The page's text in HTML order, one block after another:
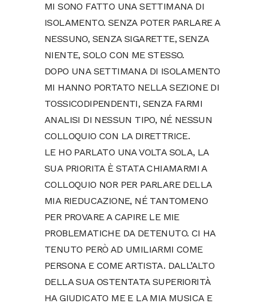
MI SONO FATTO UNA SETTIMANA DI
ISOLAMENTO. SENZA POTER PARLARE A
NESSUNO, SENZA SIGARETTE, SENZA
NIENTE, SOLO CON ME STESSO.
DOPO UNA SETTIMANA DI ISOLAMENTO
MI HANNO PORTATO NELLA SEZIONE DI
TOSSICODIPENDENTI, SENZA FARMI
ANALISI DI NESSUN TIPO, NÉ NESSUN
COLLOQUIO CON LA DIRETTRICE.
LE HO PARLATO UNA VOLTA SOLA, LA
SUA PRIORITA È STATA CHIAMARMI A
COLLOQUIO NOR PER PARLARE DELLA
MIA RIEDUCAZIONE, NÉ TANTOMENO
PER PROVARE A CAPIRE LE MIE
PROBLEMATICHE DA DETENUTO. CI HA
TENUTO PERÒ AD UMILIARMI COME
PERSONA E COME ARTISTA. DALL’ALTO
DELLA SUA OSTENTATA SUPERIORITÀ
HA GIUDICATO ME E LA MIA MUSICA E